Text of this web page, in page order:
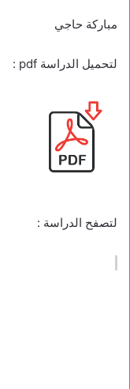
مباركة حاجي
لتحميل الدراسة pdf :
لتصفح الدراسة :